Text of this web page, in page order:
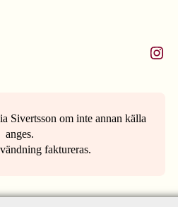
Instagram
Sivertsson om inte annan källa
anges.
faktureras.